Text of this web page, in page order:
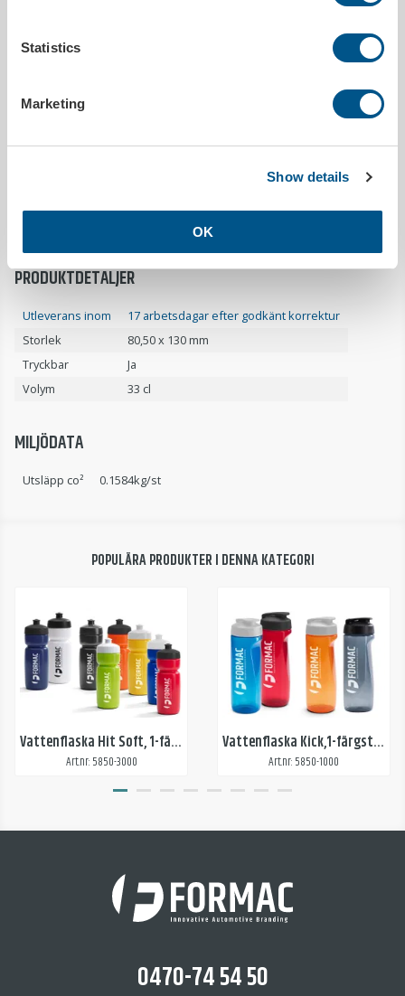
Statistics
Marketing
Show details
OK
Den perfekta kaffemuggen för livet på språng. Den återanvändbara
hållbarhet jämförbart med en vanlig pappmugg, och med sin
Kaffemuggen är dessutom en riktigt snygg reklambärare, vilket gör
verkligt iögonfallande kaffemugg fototrycker vi hela muggens yta.
Denna praktiska take away-mugg rymmer 33 cl och levereras med
lock. Självklart är hela muggen livsmedelsgodkänd.
PRODUKTDETALJER
Utleverans inom
17 arbetsdagar efter godkänt korrektur
Storlek
80,50 x 130 mm
Tryckbar
Ja
Volym
33 cl
MILJÖDATA
Utsläpp co² 0.1584kg/st
POPULÄRA PRODUKTER I DENNA KATEGORI
Vattenflaska Hit Soft, 1-färgstryck
Art.nr: 5850-3000
Vattenflaska Kick,1-färgstryck
Art.nr: 5850-1000
0470-74 54 50